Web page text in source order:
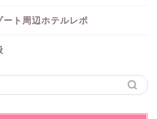
ト周辺ホテルレポ